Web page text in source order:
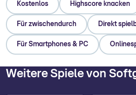
Kostenlos Highscore knacken
Für zwischendurch Direkt
Für Smartphones & PC
Weitere Spiele von